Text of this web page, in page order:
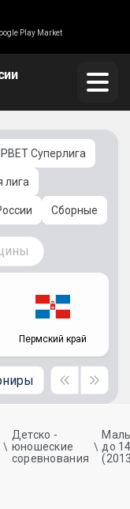
Play Market
Суперлига
лига
Сборные
Пермский край
Детско -
юношеские
соревнования
до